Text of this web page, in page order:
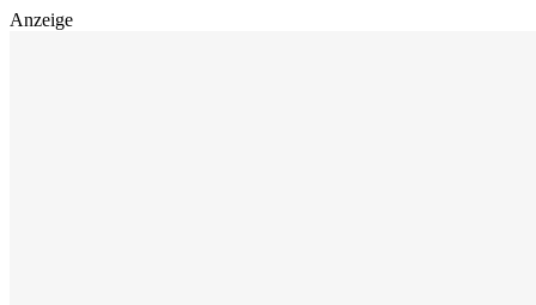
Anzeige